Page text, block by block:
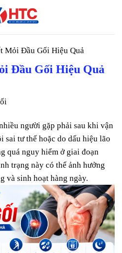
Mỏi Đầu Gối Hiệu Quả
Đầu Gối Hiệu Quả
người gặp phải sau khi vận
sai tư thế hoặc do dấu hiệu lão
quá nguy hiểm ở giai đoạn
trạng này có thể ảnh hưởng
và sinh hoạt hàng ngày.